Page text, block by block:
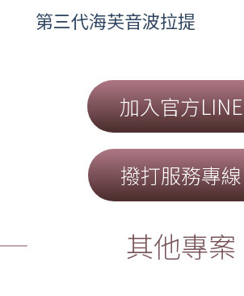
第三代海芙音波拉提
加入官方LINE
撥打服務專線
其他專案